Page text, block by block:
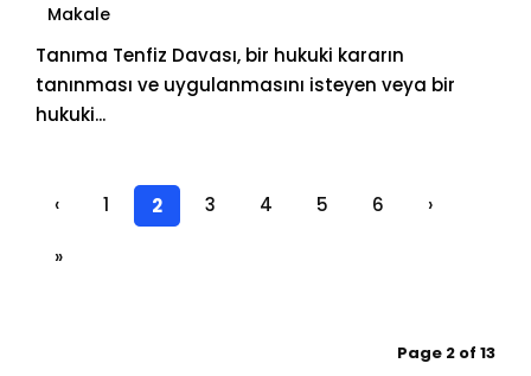
Makale
Tanıma Tenfiz Davası, bir hukuki kararın
tanınması ve uygulanmasını isteyen veya bir
hukuki...
‹ 1 2 3 4 5 6 ›
»
Page 2 of 13